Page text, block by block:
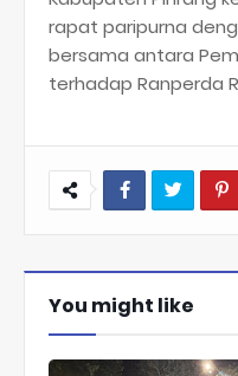
rapat paripurna
bersama antara
terhadap Ranperda
You might like